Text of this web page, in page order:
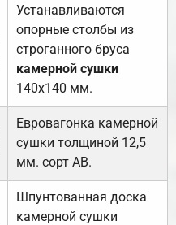
Устанавливаются
опорные столбы из
строганного бруса
камерной сушки
140х140 мм.
Евровагонка камерной
сушки толщиной 12,5
мм. сорт АВ.
Шпунтованная доска
камерной сушки